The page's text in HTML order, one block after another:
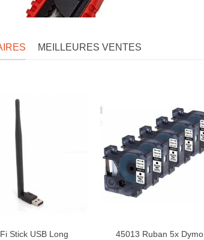
MEILLEURES VENTES
Vue rapide
Stick USB Long Vue rapide
45013 Ruban 5x Dymo